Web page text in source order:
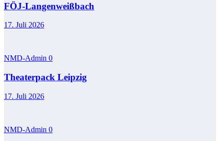
FÖJ-Langenweißbach
17. Juli 2026
NMD-Admin 0
Theaterpack Leipzig
17. Juli 2026
NMD-Admin 0